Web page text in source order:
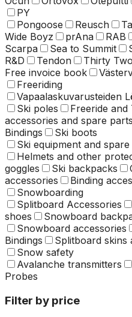
PY
Pongoose
Reusch
Wide Boyz
prAna RAB
Scarpa
Sea to Summit
R&D
Tendon Thirty Two
Free invoice book
Freeriding
Vapaalaskuvarusteiden
Ski poles
Freeride and
accessories and spare parts
Bindings
Ski boots
Ski equipment and
Helmets and other
goggles
Ski backpacks
accessories
Binding
Snowboarding
Splitboard Accessories
shoes
Snowboard
Snowboard accessories
Bindings
Splitboard skins
Snow safety
Avalanche transmitters
Probes
Filter by price